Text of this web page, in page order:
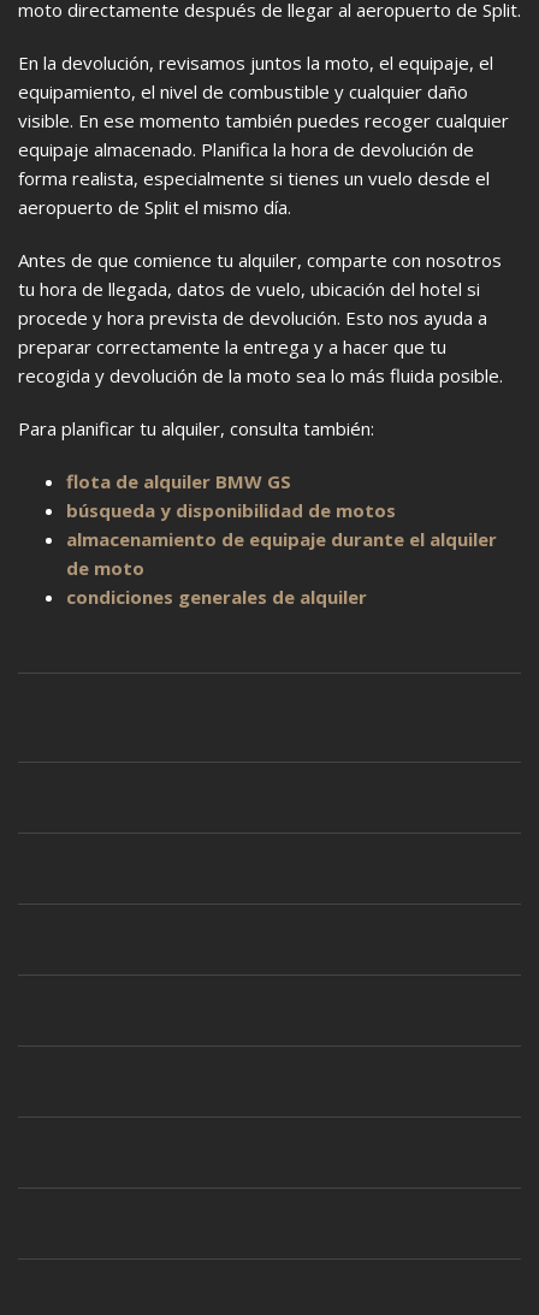
moto directamente después de llegar al aeropuerto de Split.
En la devolución, revisamos juntos la moto, el equipaje, el
equipamiento, el nivel de combustible y cualquier daño
visible. En ese momento también puedes recoger cualquier
equipaje almacenado. Planifica la hora de devolución de
forma realista, especialmente si tienes un vuelo desde el
aeropuerto de Split el mismo día.
Antes de que comience tu alquiler, comparte con nosotros
tu hora de llegada, datos de vuelo, ubicación del hotel si
procede y hora prevista de devolución. Esto nos ayuda a
preparar correctamente la entrega y a hacer que tu
recogida y devolución de la moto sea lo más fluida posible.
Para planificar tu alquiler, consulta también:
flota de alquiler BMW GS
búsqueda y disponibilidad de motos
almacenamiento de equipaje durante el alquiler
de moto
condiciones generales de alquiler